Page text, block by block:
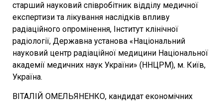
старший науковий співробітник відділу медичної
експертизи та лікування наслідків впливу
радіаційного опромінення, Інститут клінічної
радіології, Державна установа «Національний
науковий центр радіаційної медицини Національної
академії медичних наук України» (ННЦРМ), м. Київ,
Україна.
ВІТАЛІЙ ОМЕЛЬЯНЕНКО, кандидат економічних